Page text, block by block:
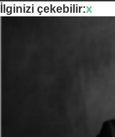
İlginizi çekebilir:x